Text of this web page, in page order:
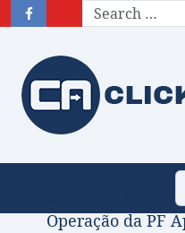
Obituário – Nota
Comissão
Operação da PF